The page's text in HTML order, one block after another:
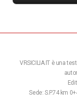
VRSICILIA.IT è una
Sede: S.P.74 km